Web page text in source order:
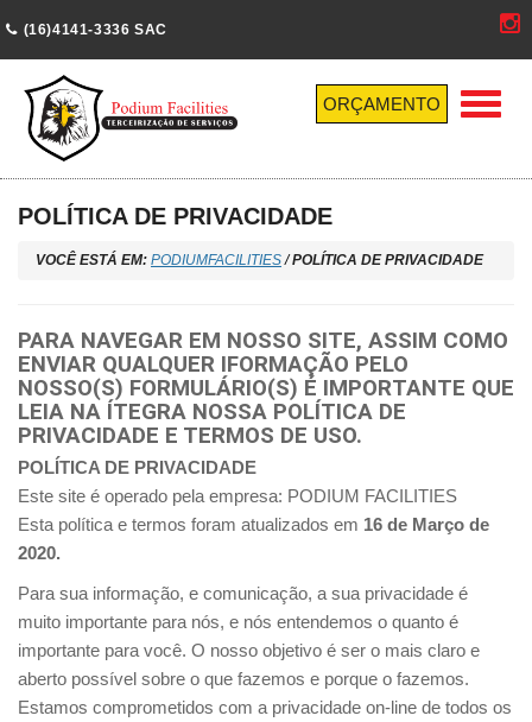
(16)4141-3336 SAC
Menu
ORÇAMENTO
POLÍTICA DE PRIVACIDADE
VOCÊ ESTÁ EM: PODIUMFACILITIES/POLÍTICA DE PRIVACIDADE
PARA NAVEGAR EM NOSSO SITE, ASSIM COMO
ENVIAR QUALQUER IFORMAÇÃO PELO
NOSSO(S) FORMULÁRIO(S) É IMPORTANTE QUE
LEIA NA ÍTEGRA NOSSA POLÍTICA DE
PRIVACIDADE E TERMOS DE USO.
POLÍTICA DE PRIVACIDADE
Este site é operado pela empresa: PODIUM FACILITIES
Esta política e termos foram atualizados em 16 de Março de
2020.
Para sua informação, e comunicação, a sua privacidade é
muito importante para nós, e nós entendemos o quanto é
importante para você. O nosso objetivo é ser o mais claro e
aberto possível sobre o que fazemos e porque o fazemos.
Estamos comprometidos com a privacidade on-line de todos os